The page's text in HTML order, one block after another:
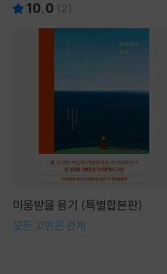
10.0 ( 2)
미움받을 용기 (특별합본판)
모든 고민은 관계